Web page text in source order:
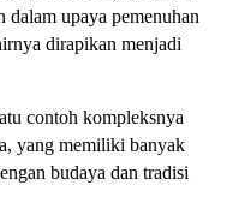
upaya pemenuhan
dirapikan menjadi
contoh kompleksnya
yang memiliki banyak
budaya dan tradisi